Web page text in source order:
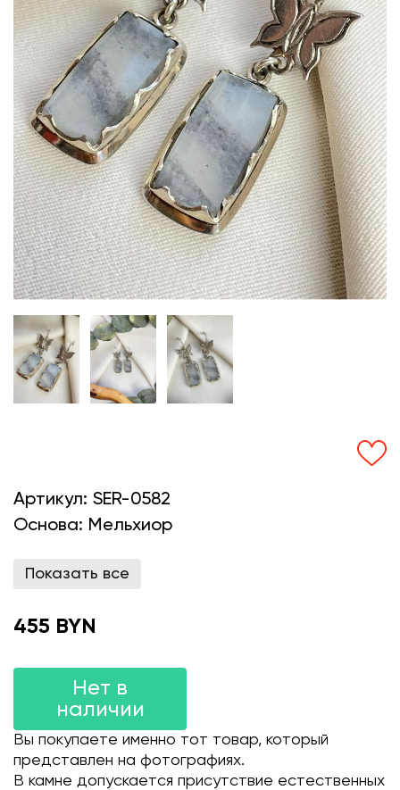
Артикул: SER-0582
Основа: Мельхиор
Показать все
455 BYN
Нет в
наличии
Вы покупаете именно тот товар, который
представлен на фотографиях.
В камне допускается присутствие естественных